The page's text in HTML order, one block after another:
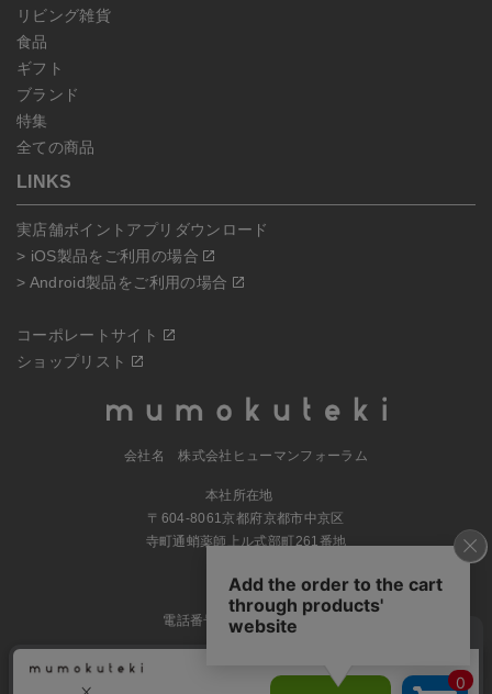
リビング雑貨
食品
ギフト
ブランド
特集
全ての商品
LINKS
実店舗ポイントアプリダウンロード
> iOS製品をご利用の場合
> Android製品をご利用の場合
コーポレートサイト
ショップリスト
会社名 株式会社ヒューマンフォーラム
本社所在地
〒604-8061京都府京都市中京区
寺町通蛸薬師上ル式部町261番地
MAP
電話番号 070-5504-0806
営業時間 11:00～17:30（土日休業）